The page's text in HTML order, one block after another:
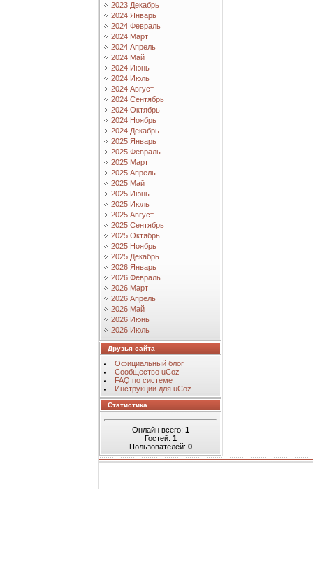
2023 Декабрь
2024 Январь
2024 Февраль
2024 Март
2024 Апрель
2024 Май
2024 Июнь
2024 Июль
2024 Август
2024 Сентябрь
2024 Октябрь
2024 Ноябрь
2024 Декабрь
2025 Январь
2025 Февраль
2025 Март
2025 Апрель
2025 Май
2025 Июнь
2025 Июль
2025 Август
2025 Сентябрь
2025 Октябрь
2025 Ноябрь
2025 Декабрь
2026 Январь
2026 Февраль
2026 Март
2026 Апрель
2026 Май
2026 Июнь
2026 Июль
Друзья сайта
Официальный блог
Сообщество uCoz
FAQ по системе
Инструкции для uCoz
Статистика
Онлайн всего: 1
Гостей: 1
Пользователей: 0